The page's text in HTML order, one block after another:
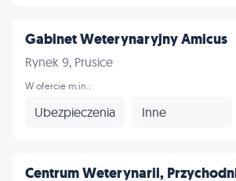
Gabinet Weterynaryjny Amicus
Rynek 9, Prusice
W ofercie m.in.:
Ubezpieczenia Inne
Centrum Weterynarii,